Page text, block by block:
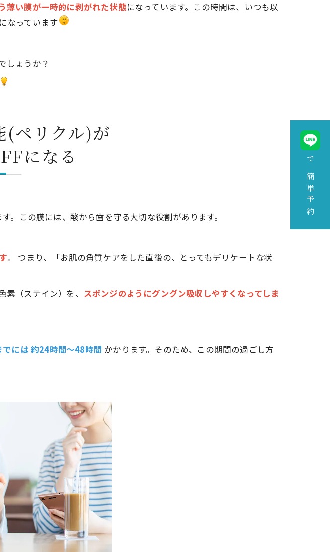
薄い膜が一時的に剥がれた状態になっています。この時間は、いつも以
なっています
しょうか？
(ペリクル)が
になる
。この膜には、酸から歯を守る大切な役割があります。
。 つまり、「お肌の角質ケアをした直後の、とってもデリケートな状
（ステイン）を、 スポンジのようにグングン吸収しやすくなってしま
でには約24時間〜48時間 かかります。そのため、この期間の過ごし方
で簡単予約